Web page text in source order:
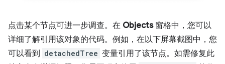
点击某个节点可进一步调查。在 Objects窗格中，您可以
详细了解引用该对象的代码。例如，在以下屏幕截图中，您
可以看到 detachedTree 变量引用了该节点。如需修复此